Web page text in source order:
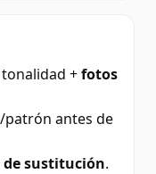
+fotos
antes de
sustitución.